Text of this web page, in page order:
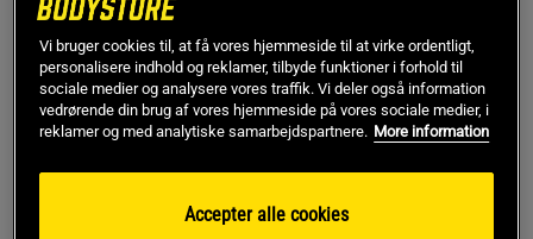
1x Amino Energy PWO 270 g, Fruit Fusion
1x Amino Energy PWO 270 g, Fruit Fusion
Vi bruger cookies til, at få vores hjemmeside til at virke ordentligt,
personalisere indhold og reklamer, tilbyde funktioner i forhold til
sociale medier og analysere vores traffik. Vi deler også information
vedrørende din brug af vores hjemmeside på vores sociale medier, i
reklamer og med analytiske samarbejdspartnere. More information
Accepter alle cookies